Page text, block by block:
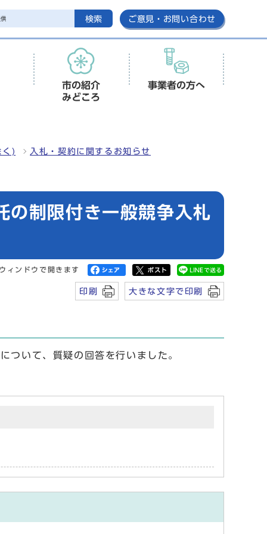
検索 ご意見・お問い合わせ
市の紹介
みどころ
事業者の方へ
く) 入札・契約に関するお知らせ
の制限付き一般競争入札
ィンドウで開きます
印刷 大きな文字で印刷
ついて、質疑の回答を行いました。